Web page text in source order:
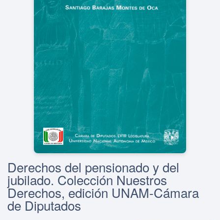
Derechos del pensionado y del
jubilado. Colección Nuestros
Derechos, edición UNAM-Cámara
de Diputados